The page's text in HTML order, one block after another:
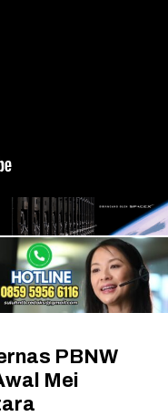
PBNW
Mei